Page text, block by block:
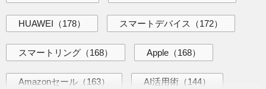
HUAWEI （178） スマートデバイス （172）
スマートリング （168） Apple （168）
Amazonセール （163） AI活用術 （144）